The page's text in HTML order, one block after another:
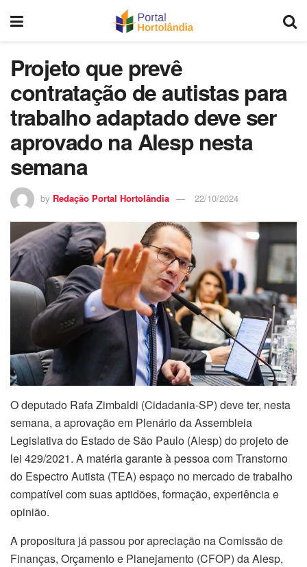
Projeto que prevê
contratação de autistas para
trabalho adaptado deve ser
aprovado na Alesp nesta
semana
by Redação Portal Hortolândia 22/10/2024
O deputado Rafa Zimbaldi (Cidadania-SP) deve ter, nesta
semana, a aprovação em Plenário da Assembleia
Legislativa do Estado de São Paulo (Alesp) do projeto de
lei 429/2021. A matéria garante à pessoa com Transtorno
do Espectro Autista (TEA) espaço no mercado de trabalho
compatível com suas aptidões, formação, experiência e
opinião.
A propositura já passou por apreciação na Comissão de
Finanças, Orçamento e Planejamento (CFOP) da Alesp,